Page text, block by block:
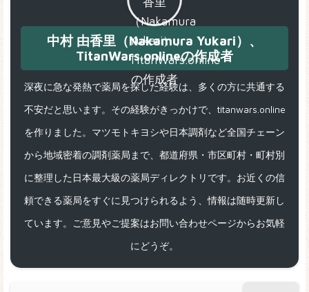
中村 由香里（Nakamura Yukari）、
TitanWars.onlineの作成者
深夜に急な発熱で薬局を探した経験は、多くの方に共通する
不安だと思います。その経験がきっかけで、titanwars.online
を作りました。マツモトキヨシや日本調剤など全国チェーン
から地域密着の調剤薬局まで、都道府県・市区町村・町村別
に整理した日本最大級の薬局ディレクトリです。お近くの信
頼できる薬局をすぐに見つけられるよう、情報は随時更新し
ています。ご意見やご提案はお問い合わせページからお気軽
にどうぞ。